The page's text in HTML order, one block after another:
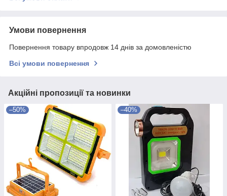
Умови повернення
Повернення товару впродовж 14 днів за домовленістю
Всі умови повернення
Акційні пропозиції та новинки
–50% –40%